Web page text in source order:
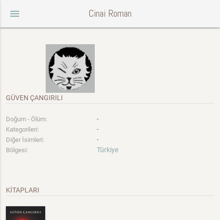
menu Cinai Roman
GÜVEN ÇANGIRILI
Doğum - Ölüm: -
Kategorileri: -
Diğer İsimleri: -
Bölgesi: Türkiye
KİTAPLARI